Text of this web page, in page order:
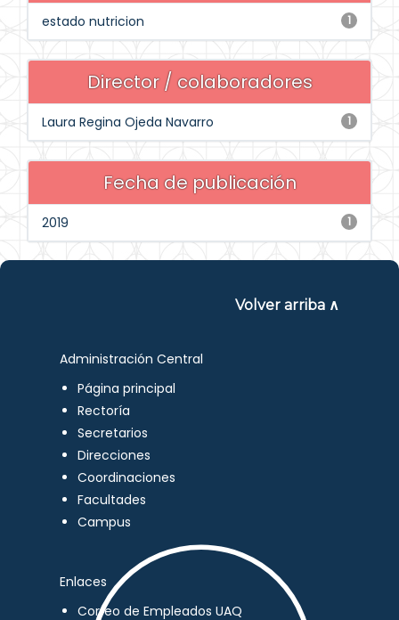
1
estado nutricion
Director / colaboradores
1
Laura Regina Ojeda Navarro
Fecha de publicación
1
2019
Volver arriba ∧
Administración Central
Página principal
Rectoría
Secretarios
Direcciones
Coordinaciones
Facultades
Campus
Enlaces
Correo de Empleados UAQ